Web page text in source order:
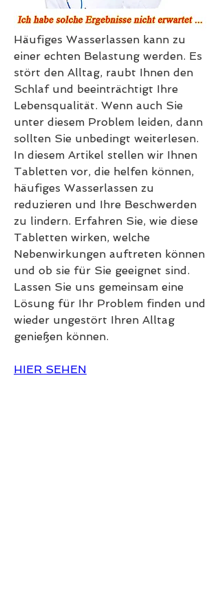
Häufiges Wasserlassen kann zu
einer echten Belastung werden. Es
stört den Alltag, raubt Ihnen den
Schlaf und beeinträchtigt Ihre
Lebensqualität. Wenn auch Sie
unter diesem Problem leiden, dann
sollten Sie unbedingt weiterlesen.
In diesem Artikel stellen wir Ihnen
Tabletten vor, die helfen können,
häufiges Wasserlassen zu
reduzieren und Ihre Beschwerden
zu lindern. Erfahren Sie, wie diese
Tabletten wirken, welche
Nebenwirkungen auftreten können
und ob sie für Sie geeignet sind.
Lassen Sie uns gemeinsam eine
Lösung für Ihr Problem finden und
wieder ungestört Ihren Alltag
genießen können.
HIER SEHEN